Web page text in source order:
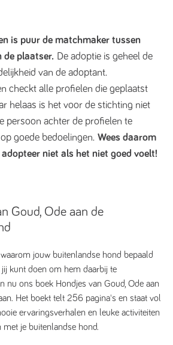
is puur de matchmaker tussen
de plaatser. De adoptie is geheel de
van de adoptant.
checkt alle profielen die geplaatst
helaas is het voor de stichting niet
persoon achter de profielen te
goede bedoelingen. Wees daarom
niet als het niet goed voelt!
Goud, Ode aan de
jouw buitenlandse hond bepaald
kunt doen om hem daarbij te
nu ons boek Hondjes van Goud, Ode aan
Het boekt telt 256 pagina's en staat vol
ervaringsverhalen en leuke activiteiten
je buitenlandse hond.